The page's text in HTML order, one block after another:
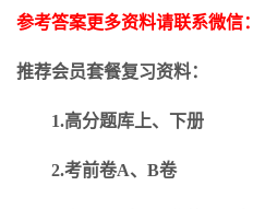
参考答案更多资料请联系微信：
推荐会员套餐复习资料：
1.高分题库上、下册
2.考前卷A、B卷